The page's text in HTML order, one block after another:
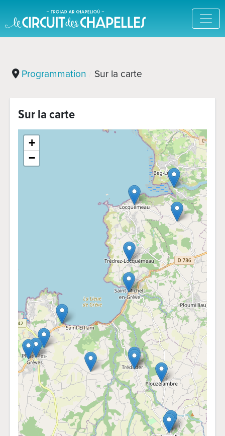
Programmation Sur la carte
Sur la carte
+
−